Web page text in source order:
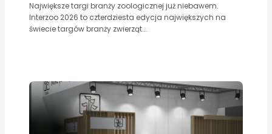
Największe targi branży zoologicznej już niebawem.
Interzoo 2026 to czterdziesta edycja największych na
świecie targów branży zwierząt...